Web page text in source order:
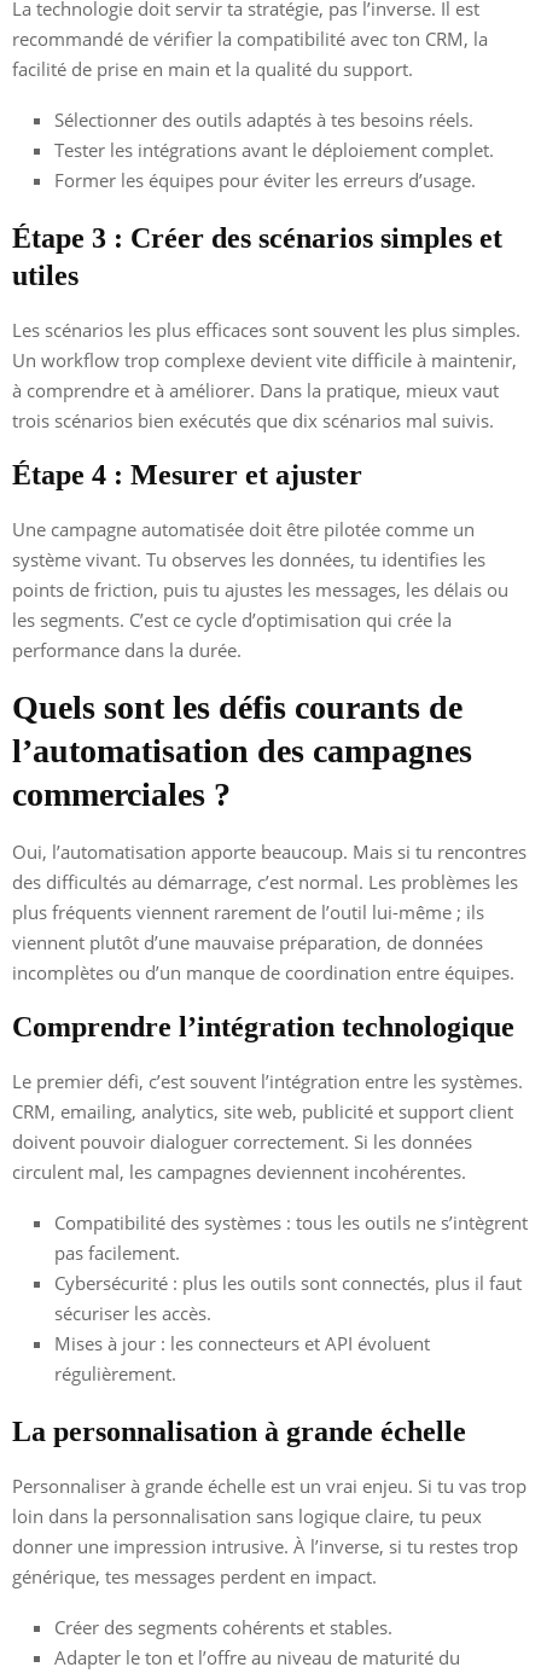
La technologie doit servir ta stratégie, pas l’inverse. Il est
recommandé de vérifier la compatibilité avec ton CRM, la
facilité de prise en main et la qualité du support.
Sélectionner des outils adaptés à tes besoins réels.
Tester les intégrations avant le déploiement complet.
Former les équipes pour éviter les erreurs d’usage.
Étape 3 : Créer des scénarios simples et
utiles
Les scénarios les plus efficaces sont souvent les plus simples.
Un workflow trop complexe devient vite difficile à maintenir,
à comprendre et à améliorer. Dans la pratique, mieux vaut
trois scénarios bien exécutés que dix scénarios mal suivis.
Étape 4 : Mesurer et ajuster
Une campagne automatisée doit être pilotée comme un
système vivant. Tu observes les données, tu identifies les
points de friction, puis tu ajustes les messages, les délais ou
les segments. C’est ce cycle d’optimisation qui crée la
performance dans la durée.
Quels sont les défis courants de
l’automatisation des campagnes
commerciales ?
Oui, l’automatisation apporte beaucoup. Mais si tu rencontres
des difficultés au démarrage, c’est normal. Les problèmes les
plus fréquents viennent rarement de l’outil lui-même ; ils
viennent plutôt d’une mauvaise préparation, de données
incomplètes ou d’un manque de coordination entre équipes.
Comprendre l’intégration technologique
Le premier défi, c’est souvent l’intégration entre les systèmes.
CRM, emailing, analytics, site web, publicité et support client
doivent pouvoir dialoguer correctement. Si les données
circulent mal, les campagnes deviennent incohérentes.
Compatibilité des systèmes : tous les outils ne s’intègrent
pas facilement.
Cybersécurité : plus les outils sont connectés, plus il faut
sécuriser les accès.
Mises à jour : les connecteurs et API évoluent
régulièrement.
La personnalisation à grande échelle
Personnaliser à grande échelle est un vrai enjeu. Si tu vas trop
loin dans la personnalisation sans logique claire, tu peux
donner une impression intrusive. À l’inverse, si tu restes trop
générique, tes messages perdent en impact.
Créer des segments cohérents et stables.
Adapter le ton et l’offre au niveau de maturité du